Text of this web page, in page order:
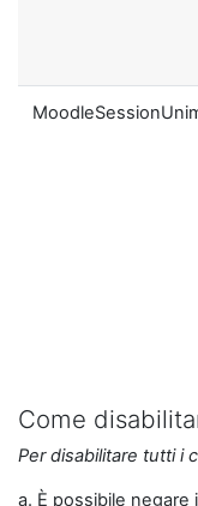
Come
Per disabilitare tutti i
a. È possibile negare